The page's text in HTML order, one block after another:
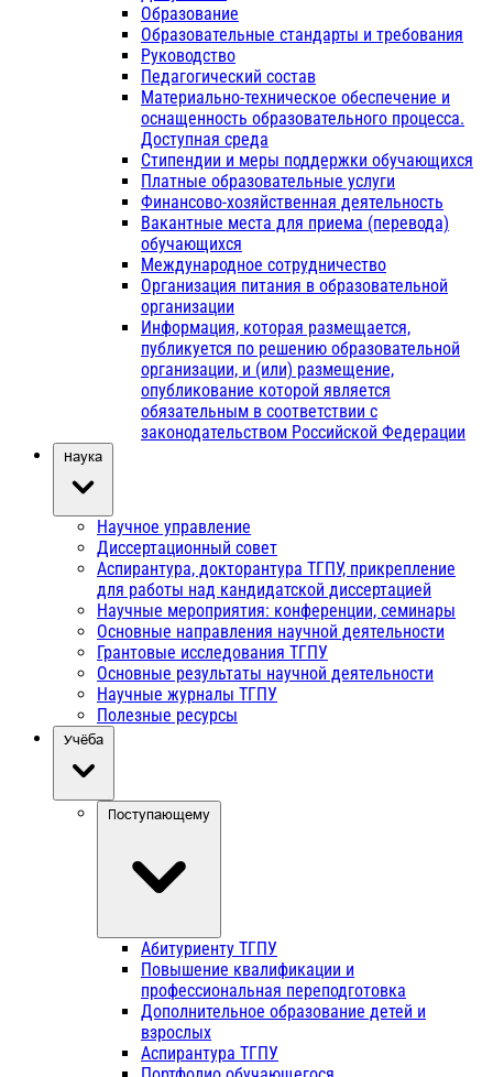
Образование
Образовательные стандарты и требования
Руководство
Педагогический состав
Материально-техническое обеспечение и
оснащенность образовательного процесса.
Доступная среда
Стипендии и меры поддержки обучающихся
Платные образовательные услуги
Финансово-хозяйственная деятельность
Вакантные места для приема (перевода)
обучающихся
Международное сотрудничество
Организация питания в образовательной
организации
Информация, которая размещается,
публикуется по решению образовательной
организации, и (или) размещение,
опубликование которой является
обязательным в соответствии с
законодательством Российской Федерации
Наука
Научное управление
Диссертационный совет
Аспирантура, докторантура ТГПУ, прикрепление
для работы над кандидатской диссертацией
Научные мероприятия: конференции, семинары
Основные направления научной деятельности
Грантовые исследования ТГПУ
Основные результаты научной деятельности
Научные журналы ТГПУ
Полезные ресурсы
Учёба
Поступающему
Абитуриенту ТГПУ
Повышение квалификации и
профессиональная переподготовка
Дополнительное образование детей и
взрослых
Аспирантура ТГПУ